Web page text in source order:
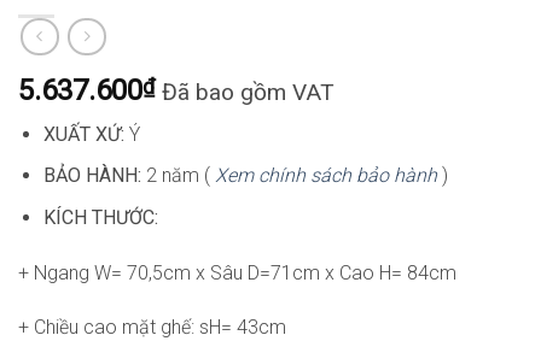
5.637.600₫ Đã bao gồm VAT
XUẤT XỨ: Ý
BẢO HÀNH: 2 năm ( Xem chính sách bảo hành)
KÍCH THƯỚC:
+ Ngang W= 70,5cm x Sâu D=71cm x Cao H= 84cm
+ Chiều cao mặt ghế: sH= 43cm